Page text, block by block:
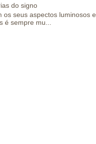
do signo
os seus aspectos luminosos e
sempre mu...